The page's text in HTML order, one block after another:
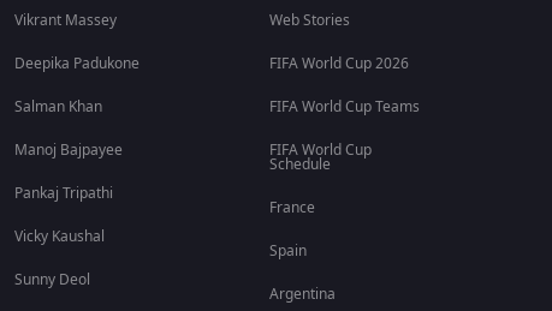
Vikrant Massey
Deepika Padukone
Salman Khan
Manoj Bajpayee
Pankaj Tripathi
Vicky Kaushal
Sunny Deol
Web Stories
FIFA World Cup 2026
FIFA World Cup Teams
FIFA World Cup
Schedule
France
Spain
Argentina